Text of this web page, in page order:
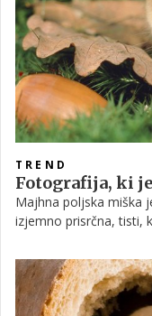
TREND
Fotografija, ki
Majhna poljska miška
izjemno prisrčna, tisti,
majhnih nožicah